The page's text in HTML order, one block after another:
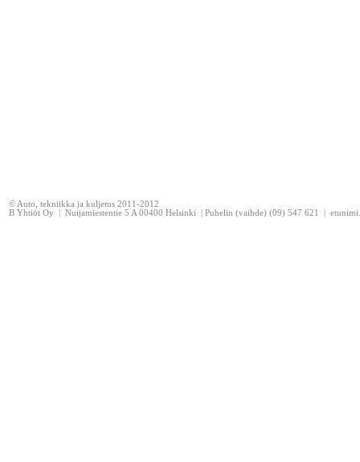
© Auto, tekniikka ja kuljetus 2011-2012
B Yhtiöt Oy | Nuijamiestentie 5 A 00400 Helsinki | Puhelin (vaihde) (09) 547 621 |